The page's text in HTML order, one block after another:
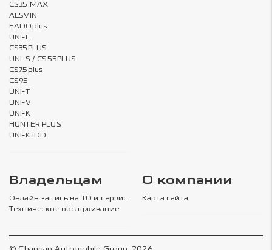
CS35 MAX
ALSVIN
EADOplus
UNI-L
CS35PLUS
UNI-S / CS55PLUS
CS75plus
CS95
UNI-T
UNI-V
UNI-K
HUNTER PLUS
UNI-K iDD
Владельцам
Онлайн запись на ТО и сервис
Техническое обслуживание
О компании
Карта сайта